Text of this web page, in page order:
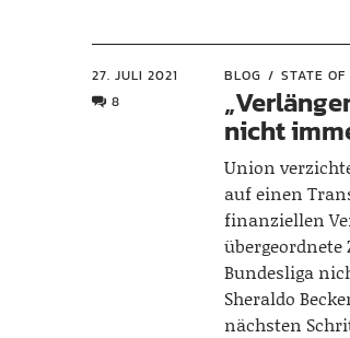
27. JULI 2021
8
BLOG STATE
nicht
Union
auf einen
finanziellen
Bundesliga
Sheraldo
nächsten